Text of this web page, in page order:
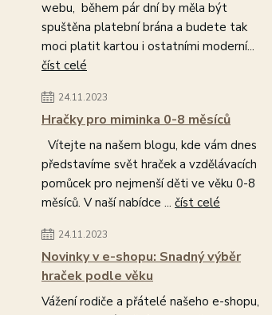
webu, během pár dní by měla být
spuštěna platební brána a budete tak
moci platit kartou i ostatními moderní...
číst celé
24.11.2023
Hračky pro miminka 0-8 měsíců
Vítejte na našem blogu, kde vám dnes
představíme svět hraček a vzdělávacích
pomůcek pro nejmenší děti ve věku 0-8
měsíců. V naší nabídce ... číst celé
24.11.2023
Novinky v e-shopu: Snadný výběr
hraček podle věku
Vážení rodiče a přátelé našeho e-shopu,